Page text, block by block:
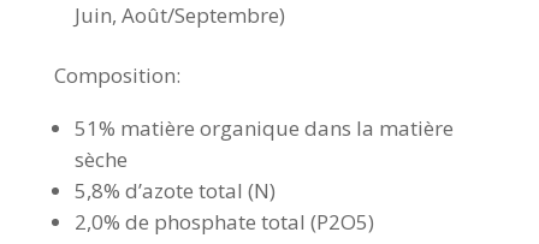
Juin, Août/Septembre)
Composition:
51% matière organique dans la matière
sèche
5,8% d’azote total (N)
2,0% de phosphate total (P2O5)